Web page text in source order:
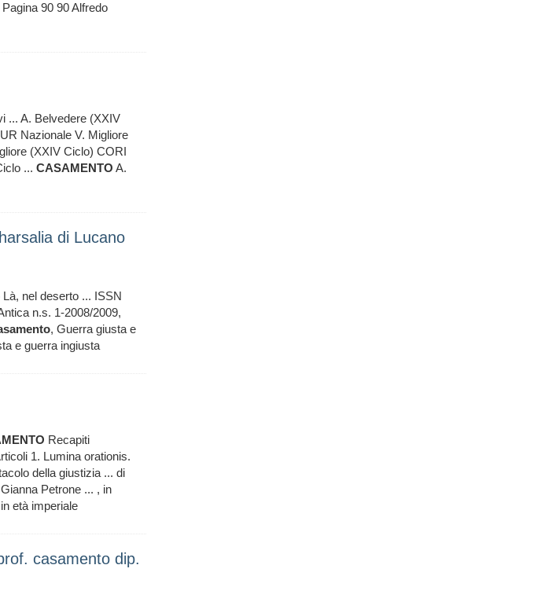
90 90 Alfredo
... A. Belvedere (XXIV
Nazionale V. Migliore
(XXIV Ciclo) CORI
... CASAMENTO A.
di Lucano
nel deserto ... ISSN
n.s. 1-2008/2009,
, Guerra giusta e
e guerra ingiusta
Recapiti
1. Lumina orationis.
della giustizia ... di
Petrone ... , in
età imperiale
casamento dip.